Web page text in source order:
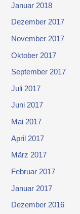
Januar 2018
Dezember 2017
November 2017
Oktober 2017
September 2017
Juli 2017
Juni 2017
Mai 2017
April 2017
März 2017
Februar 2017
Januar 2017
Dezember 2016